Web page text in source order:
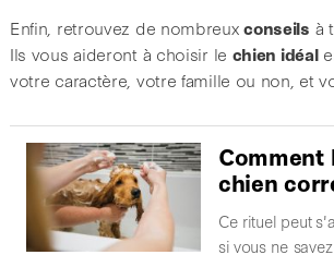
Enfin, retrouvez de nombreuxconseils à
Ils vous aideront à choisir le chien idéal
votre caractère, votre famille ou non, et
Comment
chien
Ce rituel peut
si vous ne